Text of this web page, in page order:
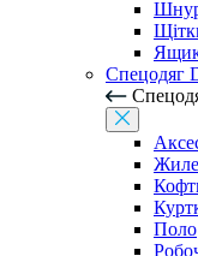
Спецодяг
Поло